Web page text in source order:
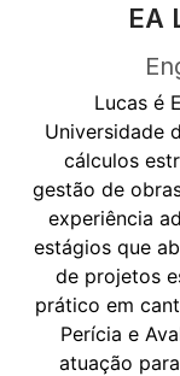
EA
Lucas é
Universidade
cálculos
gestão de
experiência
estágios que
de projetos
prático em
Perícia e
atuação